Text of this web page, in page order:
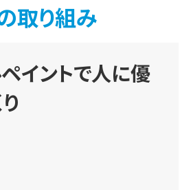
取り組み
イントで人に優